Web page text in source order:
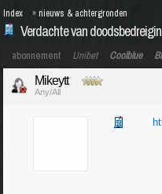
Verdachte van
Index » nieuws & achtergronden
abonnement Unibet Coolblue
Mikeytt
Any/All